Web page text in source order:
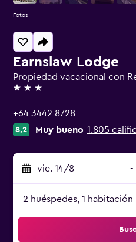
Earnslaw Lodge
Propiedad vacacional con
3 estrellas
+64 3442 8728
8,2 Muy bueno 1.805
vie. 14/8 -
2 huéspedes, 1 habitación
Fotos